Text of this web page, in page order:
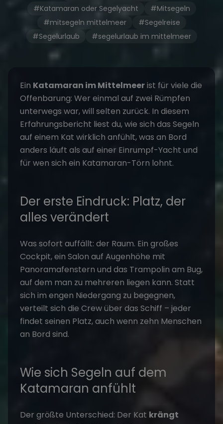
#Katamaran oder Segelyacht
#Mitsegeln
#mitsegeln mittelmeer
#Segelreise
#Segelurlaub
#segelurlaub im mittelmeer
Ein Katamaran im Mittelmeerist für viele die
Offenbarung: Wer einmal auf zwei Rümpfen
unterwegs war, will selten zurück. In diesem
Erfahrungsbericht liest du, wie sich das Segeln
auf einem Kat wirklich anfühlt, was an Bord
anders läuft als auf einer Einrumpf-Yacht und
für wen sich ein Katamaran-Törn lohnt.
Der erste Eindruck: Platz, der
alles verändert
Was sofort auffällt: der Raum. Ein großes
Cockpit, ein Salon auf Augenhöhe mit
Panoramafenstern und das Trampolin am Bug,
auf dem man zu mehreren liegen kann. Statt
sich im engen Niedergang zu begegnen,
verteilt sich die Crew über das Schiff – jeder
findet seinen Platz, auch wenn zehn Menschen
an Bord sind.
Wie sich Segeln auf dem
Katamaran anfühlt
Der größte Unterschied: Der Kat krängt